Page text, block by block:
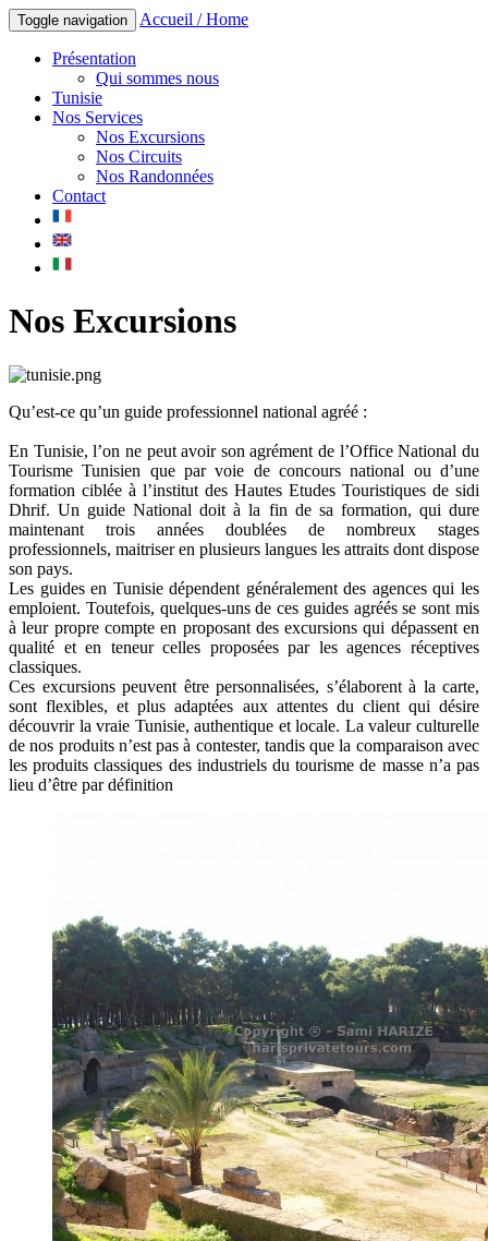
Toggle navigation Accueil / Home
Présentation
Qui sommes nous
Tunisie
Nos Services
Nos Excursions
Nos Circuits
Nos Randonnées
Contact
Nos Excursions
Qu’est-ce qu’un guide professionnel national agréé :
En Tunisie, l’on ne peut avoir son agrément de l’Office National du
Tourisme Tunisien que par voie de concours national ou d’une
formation ciblée à l’institut des Hautes Etudes Touristiques de sidi
Dhrif. Un guide National doit à la fin de sa formation, qui dure
maintenant trois années doublées de nombreux stages
professionnels, maitriser en plusieurs langues les attraits dont dispose
son pays.
Les guides en Tunisie dépendent généralement des agences qui les
emploient. Toutefois, quelques-uns de ces guides agréés se sont mis
à leur propre compte en proposant des excursions qui dépassent en
qualité et en teneur celles proposées par les agences réceptives
classiques.
Ces excursions peuvent être personnalisées, s’élaborent à la carte,
sont flexibles, et plus adaptées aux attentes du client qui désire
découvrir la vraie Tunisie, authentique et locale. La valeur culturelle
de nos produits n’est pas à contester, tandis que la comparaison avec
les produits classiques des industriels du tourisme de masse n’a pas
lieu d’être par définition